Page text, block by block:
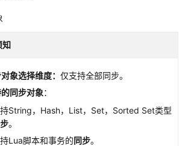
知
象选择维度： 仅支持全部同步。
同步对象：
String，Hash，List，Set，Sorted Set类型
。
Lua脚本和事务的同步。